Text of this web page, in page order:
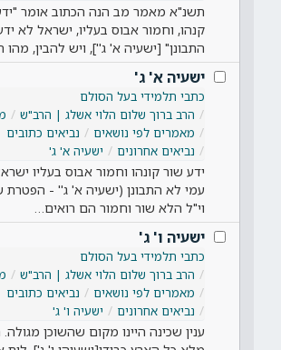
תשנ"א מאמר מב הנה הכתוב אומר
קנהו, וחמור אבוס בעליו, ישראל לא
התבונן" [ישעיה א' ג''], ויש להבין, מהו
ישעיה א' ג'
כתבי תלמידי בעל הסולם
הרב ברוך שלום הלוי אשלג | הרב"ש
מאמרים לפי נושאים
נביאים כתובים
נביאים אחרונים
ישעיה א' ג'
ידע שור קונהו וחמור אבוס בעליו
עמי לא התבונן (ישעיה א' ג'' - הפטרת
וי"ל הלא שור וחמור הם רואים…
ישעיה ו' ג'
כתבי תלמידי בעל הסולם
הרב ברוך שלום הלוי אשלג | הרב"ש
מאמרים לפי נושאים
נביאים כתובים
נביאים אחרונים
ישעיה ו' ג'
ענין שכינה היינו מקום שהשוכן